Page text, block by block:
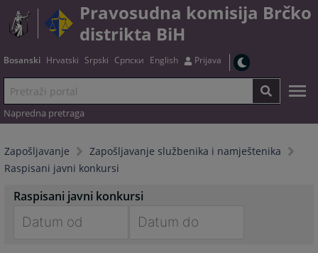
Pravosudna komisija Brčko
distrikta BiH
Bosanski Hrvatski Srpski Српски English Prijava
Napredna pretraga
Zapošljavanje
Zapošljavanje službenika i namještenika
Raspisani javni konkursi
Raspisani javni konkursi